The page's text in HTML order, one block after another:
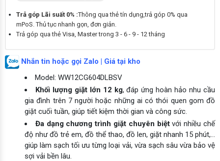
Trả góp Lãi suất 0% :Thông qua thẻ tín dụng,trả góp 0% qua
mPoS. Thủ tục nhanh gọn, đơn giản.
Trả góp qua thẻ Visa, Master trong 3 - 6 - 9 - 12 tháng
Nhắn tin hoặc gọi Zalo | Giá tại kho
Model: WW12CG604DLBSV
Khối lượng giặt lớn 12 kg, đáp ứng hoàn hảo nhu cầu
gia đình trên 7 người hoặc những ai có thói quen gom đồ
giặt cuối tuần, giúp tiết kiệm thời gian và công sức.
Đa dạng chương trình giặt chuyên biệtvới nhiều chế
độ như đồ trẻ em, đồ thể thao, đồ len, giặt nhanh 15 phút,…
giúp làm sạch tối ưu từng loại vải, vừa sạch sâu vừa bảo vệ
sợi vải bền lâu.